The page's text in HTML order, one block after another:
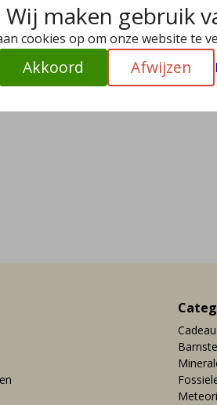
Wij maken gebruik
cookies op om onze website te
Akkoord Afwijzen